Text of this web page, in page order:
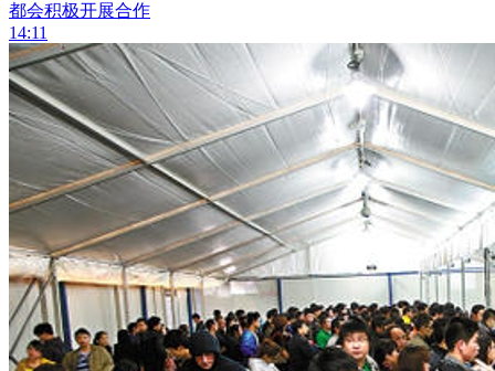
都会积极开展合作
14:11